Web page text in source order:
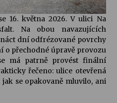
za Humpolec. V Želivě ožije
16. května 2026. V ulici Na
Na obou navazujících
dní odfrézované povrchy
o přechodné úpravě provozu
má patrně provést finální
řečeno: ulice otevřená
se opakovaně mluvilo, ani